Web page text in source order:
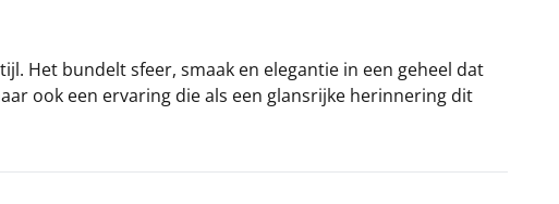
Het bundelt sfeer, smaak en elegantie in een geheel dat
ook een ervaring die als een glansrijke herinnering dit